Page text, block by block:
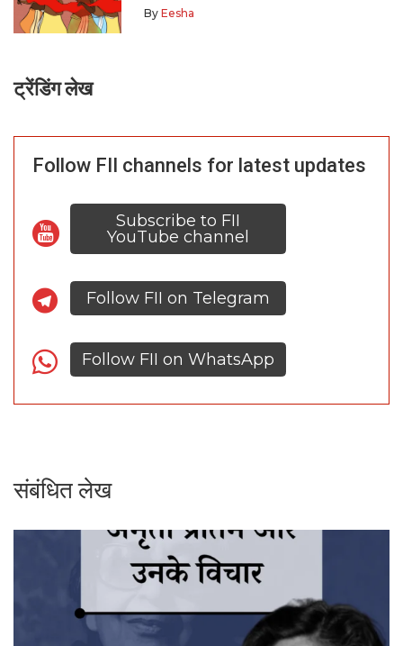
By Eesha
ट्रेंडिंग लेख
Follow FII channels for latest updates
Subscribe to FII
YouTube channel
Follow FII on Telegram
Follow FII on WhatsApp
संबंधित लेख